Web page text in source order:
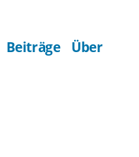
Beiträge Über